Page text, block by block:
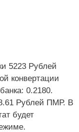
5223 Рублей
конвертации
0.2180.
Рублей ПМР. В
будет